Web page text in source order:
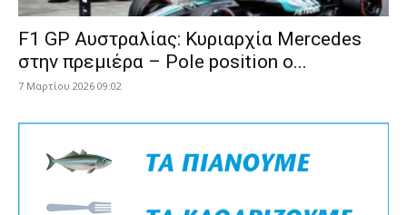
F1 GP Αυστραλίας: Κυριαρχία Mercedes
στην πρεμιέρα – Pole position ο...
7 Μαρτίου 2026 09:02